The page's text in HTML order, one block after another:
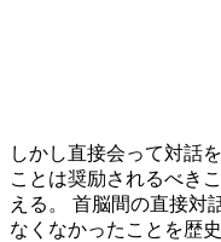
しかし直接会って対話
ことは奨励されるべき
える。 首脳間の直接対
なくなかったことを歴